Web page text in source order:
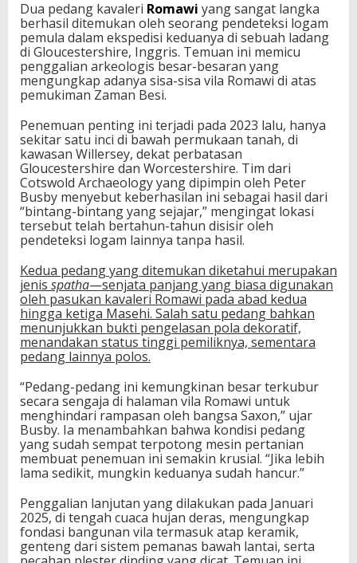
Dua pedang kavaleri Romawi yang sangat langka
berhasil ditemukan oleh seorang pendeteksi logam
pemula dalam ekspedisi keduanya di sebuah ladang
di Gloucestershire, Inggris. Temuan ini memicu
penggalian arkeologis besar-besaran yang
mengungkap adanya sisa-sisa vila Romawi di atas
pemukiman Zaman Besi.
Penemuan penting ini terjadi pada 2023 lalu, hanya
sekitar satu inci di bawah permukaan tanah, di
kawasan Willersey, dekat perbatasan
Gloucestershire dan Worcestershire. Tim dari
Cotswold Archaeology yang dipimpin oleh Peter
Busby menyebut keberhasilan ini sebagai hasil dari
“bintang-bintang yang sejajar,” mengingat lokasi
tersebut telah bertahun-tahun disisir oleh
pendeteksi logam lainnya tanpa hasil.
Kedua pedang yang ditemukan diketahui merupakan
jenis spatha—senjata panjang yang biasa digunakan
oleh pasukan kavaleri Romawi pada abad kedua
hingga ketiga Masehi. Salah satu pedang bahkan
menunjukkan bukti pengelasan pola dekoratif,
menandakan status tinggi pemiliknya, sementara
pedang lainnya polos.
“Pedang-pedang ini kemungkinan besar terkubur
secara sengaja di halaman vila Romawi untuk
menghindari rampasan oleh bangsa Saxon,” ujar
Busby. Ia menambahkan bahwa kondisi pedang
yang sudah sempat terpotong mesin pertanian
membuat penemuan ini semakin krusial. “Jika lebih
lama sedikit, mungkin keduanya sudah hancur.”
Penggalian lanjutan yang dilakukan pada Januari
2025, di tengah cuaca hujan deras, mengungkap
fondasi bangunan vila termasuk atap keramik,
genteng dari sistem pemanas bawah lantai, serta